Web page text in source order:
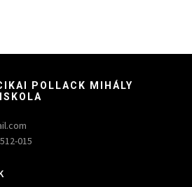
POLLACK MIHÁLY
015